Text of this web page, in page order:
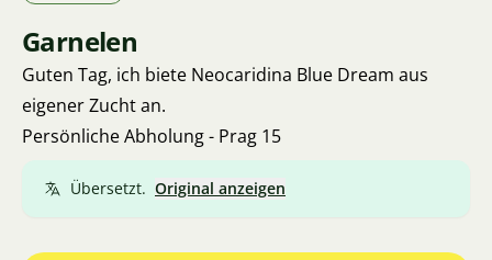
Garnelen
Guten Tag, ich biete Neocaridina Blue Dream aus
eigener Zucht an.
Persönliche Abholung - Prag 15
Übersetzt. Original anzeigen